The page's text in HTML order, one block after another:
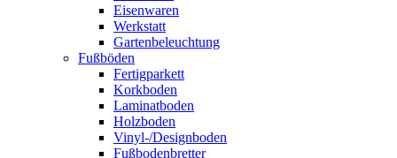
Eisenwaren
Werkstatt
Gartenbeleuchtung
Fußböden
Fertigparkett
Korkboden
Laminatboden
Holzboden
Vinyl-/Designboden
Fußbodenbretter